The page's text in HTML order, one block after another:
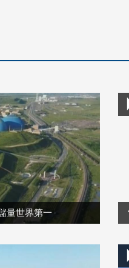
量世界第一